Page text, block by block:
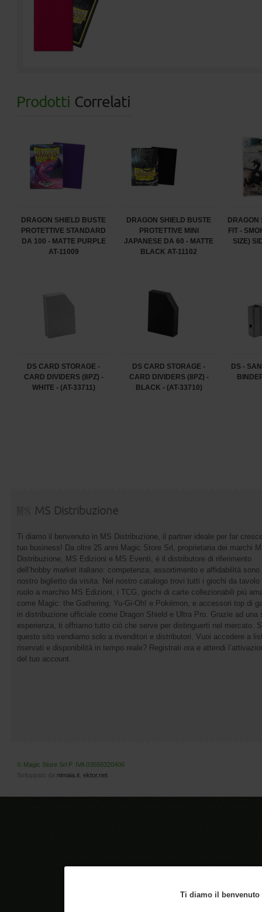
Ti diamo il
Prodotti Correlati
DRAGON SHIELD BUSTE
PROTETTIVE STANDARD
DA 100 - MATTE PURPLE
AT-11009
DRAGON SHIELD BUSTE
PROTETTIVE MINI
JAPANESE DA 60 - MATTE
BLACK AT-11102
DRAGON
FIT -
SIZE)
DS CARD STORAGE -
CARD DIVIDERS (8PZ) -
WHITE - (AT-33711)
DS CARD STORAGE -
CARD DIVIDERS (8PZ) -
BLACK - (AT-33710)
DS -
MS Distribuzione
Ti diamo il benvenuto in MS Distribuzione, il partner ideale per far
tuo business! Da oltre 25 anni Magic Store Srl, proprietaria dei marchi
Distribuzione, MS Edizioni e MS Eventi, è il distributore di riferimento
dell’hobby market italiano: competenza, assortimento e affidabilità sono
nostro biglietto da visita. Nel nostro catalogo trovi tutti i giochi da tavolo
ruolo a marchio MS Edizioni, i TCG, giochi di carte collezionabili più
come Magic: the Gathering, Yu-Gi-Oh! e Pokémon, e accessori top di
in distribuzione ufficiale come Dragon Shield e Ultra Pro. Grazie ad una
esperienza, ti offriamo tutto ciò che serve per distinguerti nel mercato.
questo sito vendiamo solo a rivenditori e distributori. Vuoi accedere a
riservati e disponibilità in tempo reale? Registrati ora e attendi
del tuo account.
© Magic Store Srl P. IVA 03550320406
Sviluppato da nimaia.it ektor.net